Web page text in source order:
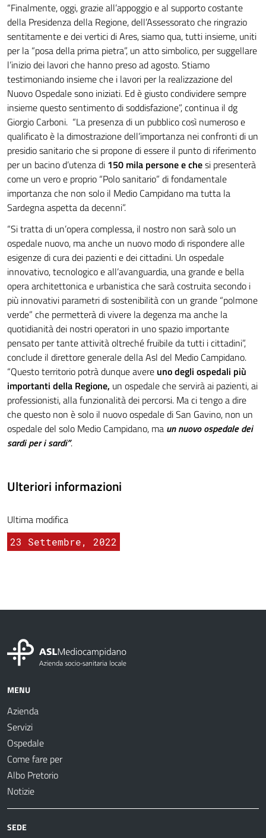
“Finalmente, oggi, grazie all’appoggio e al supporto costante
della Presidenza della Regione, dell’Assessorato che ringrazio
sentitamente e dei vertici di Ares, siamo qua, tutti insieme, uniti
per la “posa della prima pietra”, un atto simbolico, per suggellare
l’inizio dei lavori che hanno preso ad agosto. Stiamo
testimoniando insieme che i lavori per la realizzazione del
Nuovo Ospedale sono iniziati. Ed è giusto condividere sempre
insieme questo sentimento di soddisfazione”, continua il dg
Giorgio Carboni. “La presenza di un pubblico così numeroso e
qualificato è la dimostrazione dell’importanza nei confronti di un
presidio sanitario che si propone di essere il punto di riferimento
per un bacino d’utenza di 150 mila persone e chesi presenterà
come un vero e proprio “Polo sanitario” di fondamentale
importanza che non solo il Medio Campidano ma tutta la
Sardegna aspetta da decenni”.
“Si tratta di un’opera complessa, il nostro non sarà solo un
ospedale nuovo, ma anche un nuovo modo di rispondere alle
esigenze di cura dei pazienti e dei cittadini. Un ospedale
innovativo, tecnologico e all’avanguardia, una grande e bella
opera architettonica e urbanistica che sarà costruita secondo i
più innovativi parametri di sostenibilità con un grande “polmone
verde” che permetterà di vivere la degenza ma anche la
quotidianità dei nostri operatori in uno spazio importante
pensato per tante attività oltreché fruibile da tutti i cittadini”,
conclude il direttore generale della Asl del Medio Campidano.
“Questo territorio potrà dunque avere uno degli ospedali più
importanti della Regione, un ospedale che servirà ai pazienti, ai
professionisti, alla funzionalità dei percorsi. Ma ci tengo a dire
che questo non è solo il nuovo ospedale di San Gavino, non un
ospedale del solo Medio Campidano, ma un nuovo ospedale dei
sardi per i sardi”.
Ulteriori informazioni
Ultima modifica
23 Settembre, 2022
MENU
Azienda
Servizi
Ospedale
Come fare per
Albo Pretorio
Notizie
SEDE